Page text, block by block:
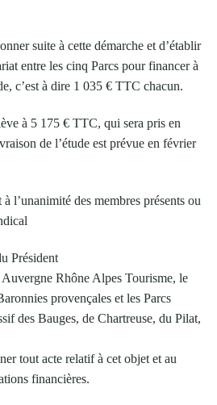
suite à cette démarche et d’établir
entre les cinq Parcs pour financer à
c’est à dire 1 035 € TTC chacun.
à 5 175 € TTC, qui sera pris en
de l’étude est prévue en février
l’unanimité des membres présents ou
Président
Rhône Alpes Tourisme, le
provençales et les Parcs
des Bauges, de Chartreuse, du Pilat,
tout acte relatif à cet objet et au
financières.